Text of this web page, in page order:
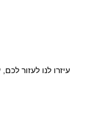
עיזרו לנו לעזור